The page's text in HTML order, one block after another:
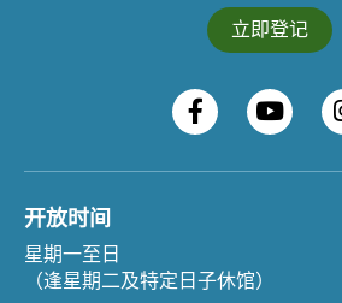
立即登记
开放时间
星期一至日
（逢星期二及特定日子休馆）